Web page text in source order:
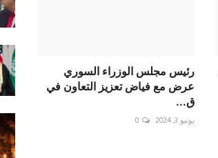
رئيس مجلس الوزراء السوري
عرض مع فياض تعزيز التعاون في
ق...
يونيو 3, 2024 0